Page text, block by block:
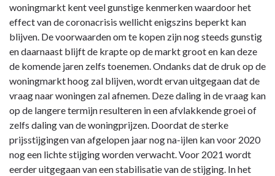
woningmarkt kent veel gunstige kenmerken waardoor het
effect van de coronacrisis wellicht enigszins beperkt kan
blijven. De voorwaarden om te kopen zijn nog steeds gunstig
en daarnaast blijft de krapte op de markt groot en kan deze
de komende jaren zelfs toenemen. Ondanks dat de druk op de
woningmarkt hoog zal blijven, wordt ervan uitgegaan dat de
vraag naar woningen zal afnemen. Deze daling in de vraag kan
op de langere termijn resulteren in een afvlakkende groei of
zelfs daling van de woningprijzen. Doordat de sterke
prijsstijgingen van afgelopen jaar nog na-ijlen kan voor 2020
nog een lichte stijging worden verwacht. Voor 2021 wordt
eerder uitgegaan van een stabilisatie van de stijging. In het